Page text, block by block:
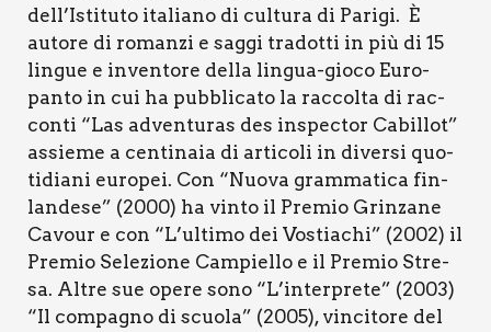
dell’Istituto ita­lia­no di cul­tu­ra di Pari­gi. È
auto­re di roman­zi e sag­gi tra­dot­ti in più di 15
lin­gue e inven­to­re del­la lin­gua-gio­co Euro­
pan­to in cui ha pub­bli­ca­to la rac­col­ta di rac­
con­ti “Las adven­tu­ras des inspec­tor Cabil­lot”
assie­me a cen­ti­na­ia di arti­co­li in diver­si quo­
ti­dia­ni euro­pei. Con “Nuo­va gram­ma­ti­ca fin­
lan­de­se” (2000) ha vin­to il Pre­mio Grin­za­ne
Cavour e con “L’ultimo dei Vostia­chi” (2002) il
Pre­mio Sele­zio­ne Cam­piel­lo e il Pre­mio Stre­
sa. Altre sue ope­re sono “L’interprete” (2003)
“Il com­pa­gno di scuo­la” (2005), vin­ci­to­re del